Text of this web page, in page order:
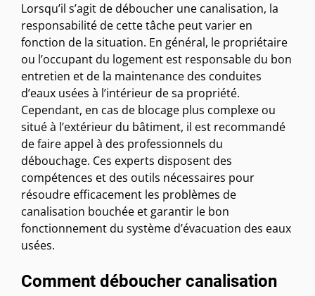
Lorsqu’il s’agit de déboucher une canalisation, la
responsabilité de cette tâche peut varier en
fonction de la situation. En général, le propriétaire
ou l’occupant du logement est responsable du bon
entretien et de la maintenance des conduites
d’eaux usées à l’intérieur de sa propriété.
Cependant, en cas de blocage plus complexe ou
situé à l’extérieur du bâtiment, il est recommandé
de faire appel à des professionnels du
débouchage. Ces experts disposent des
compétences et des outils nécessaires pour
résoudre efficacement les problèmes de
canalisation bouchée et garantir le bon
fonctionnement du système d’évacuation des eaux
usées.
Comment déboucher canalisation